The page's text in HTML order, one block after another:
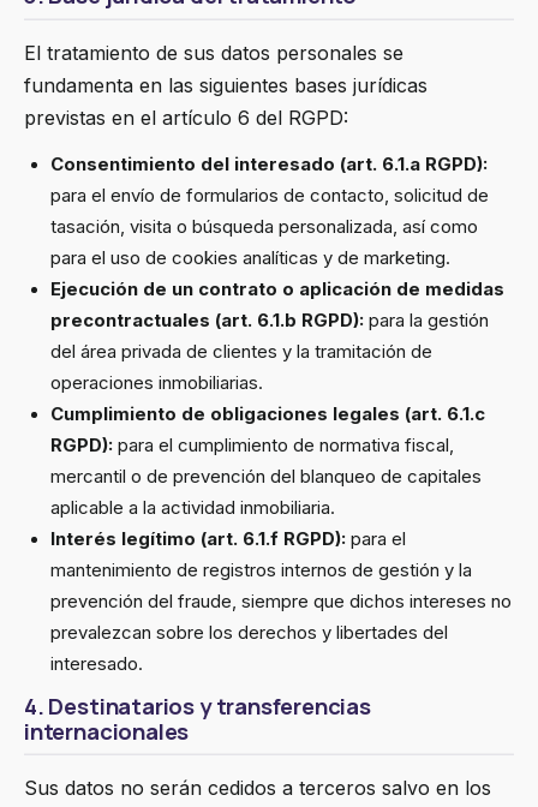
El tratamiento de sus datos personales se
fundamenta en las siguientes bases jurídicas
previstas en el artículo 6 del RGPD:
Consentimiento del interesado (art. 6.1.a RGPD):
para el envío de formularios de contacto, solicitud de
tasación, visita o búsqueda personalizada, así como
para el uso de cookies analíticas y de marketing.
Ejecución de un contrato o aplicación de medidas
precontractuales (art. 6.1.b RGPD): para la gestión
del área privada de clientes y la tramitación de
operaciones inmobiliarias.
Cumplimiento de obligaciones legales (art. 6.1.c
RGPD): para el cumplimiento de normativa fiscal,
mercantil o de prevención del blanqueo de capitales
aplicable a la actividad inmobiliaria.
Interés legítimo (art. 6.1.f RGPD): para el
mantenimiento de registros internos de gestión y la
prevención del fraude, siempre que dichos intereses no
prevalezcan sobre los derechos y libertades del
interesado.
4. Destinatarios y transferencias
internacionales
Sus datos no serán cedidos a terceros salvo en los